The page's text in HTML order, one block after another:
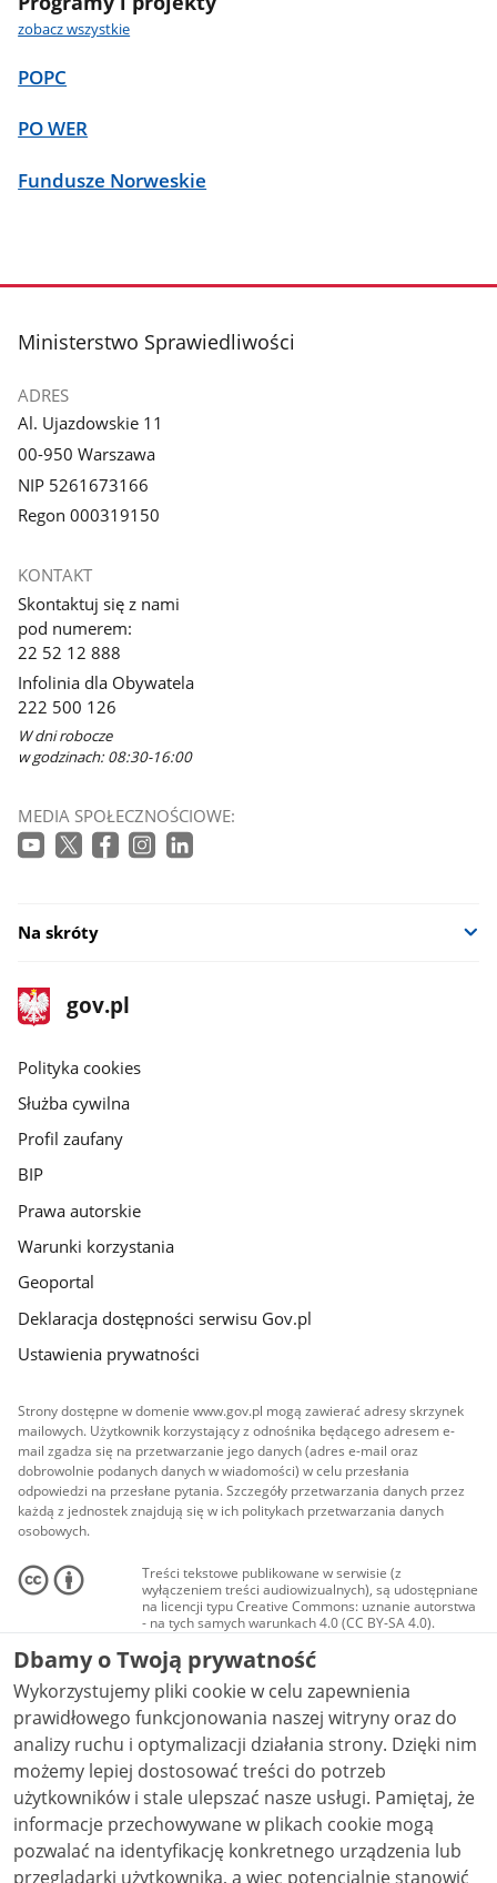
zobacz wszystkie
POPC
PO WER
Fundusze Norweskie
stopka
Ministerstwo Sprawiedliwości
ADRES
Al. Ujazdowskie 11
00-950 Warszawa
NIP 5261673166
Regon 000319150
KONTAKT
Skontaktuj się z nami
pod numerem:
22 52 12 888
Infolinia dla Obywatela
222 500 126
W dni robocze
w godzinach: 08:30-16:00
MEDIA SPOŁECZNOŚCIOWE:
Na skróty
stopka
gov.pl
Strona
gov.pl
gov.pl
Polityka cookies
Służba cywilna
Profil zaufany
BIP
Prawa autorskie
Warunki korzystania
Geoportal
Deklaracja dostępności serwisu Gov.pl
Ustawienia prywatności
Strony dostępne w domenie www.gov.pl mogą zawierać adresy skrzynek
mailowych. Użytkownik korzystający z odnośnika będącego adresem e-
mail zgadza się na przetwarzanie jego danych (adres e-mail oraz
dobrowolnie podanych danych w wiadomości) w celu przesłania
odpowiedzi na przesłane pytania. Szczegóły przetwarzania danych przez
każdą z jednostek znajdują się w ich politykach przetwarzania danych
osobowych.
Treści tekstowe publikowane w serwisie (z
wyłączeniem treści audiowizualnych), są udostępniane
na licencji typu Creative Commons: uznanie autorstwa
- na tych samych warunkach 4.0 (CC BY-SA 4.0).
Materiały audiowizualne, w tym zdjęcia, materiały
audio i wideo, są udostępniane na licencji typu
Creative Commons: uznanie autorstwa użycie
niekomercyjne - bez utworów zależnych 4.0 (CC BY-
NC-ND 4.0), o ile nie jest to stwierdzone inaczej.
Dbamy o Twoją prywatność
Wykorzystujemy pliki cookie w celu zapewnienia
prawidłowego funkcjonowania naszej witryny oraz do
analizy ruchu i optymalizacji działania strony. Dzięki nim
możemy lepiej dostosować treści do potrzeb
użytkowników i stale ulepszać nasze usługi. Pamiętaj, że
informacje przechowywane w plikach cookie mogą
pozwalać na identyfikację konkretnego urządzenia lub
przeglądarki użytkownika, a więc potencjalnie stanowić